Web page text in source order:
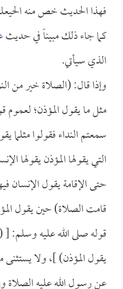
فهذا الحديث خص منه
كما جاء ذلك مبيناً في حديث
الذي سيأتي.
وإذا قال: (الصلاة خير من
مثل ما يقول المؤذن؛ لعموم
سمعتم النداء فقولوا
التي يقولها المؤذن يقولها
حتى الإقامة يقول الإنسان
قامت الصلاة) حين يقول
قوله صلى الله عليه وسلم: [
يقول المؤذن) ]، ولا
عن رسول الله عليه